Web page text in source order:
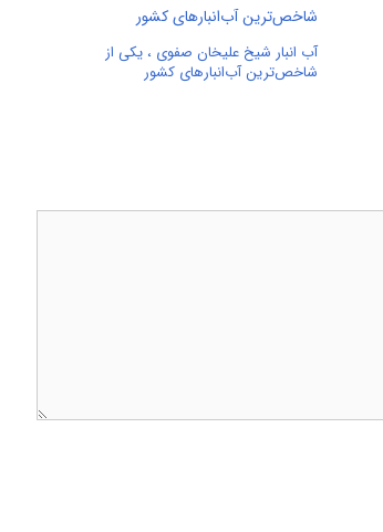
آب انبار شیخ علیخان صفوی ، یکی از
شاخص‌ترین آب‌انبارهای کشور